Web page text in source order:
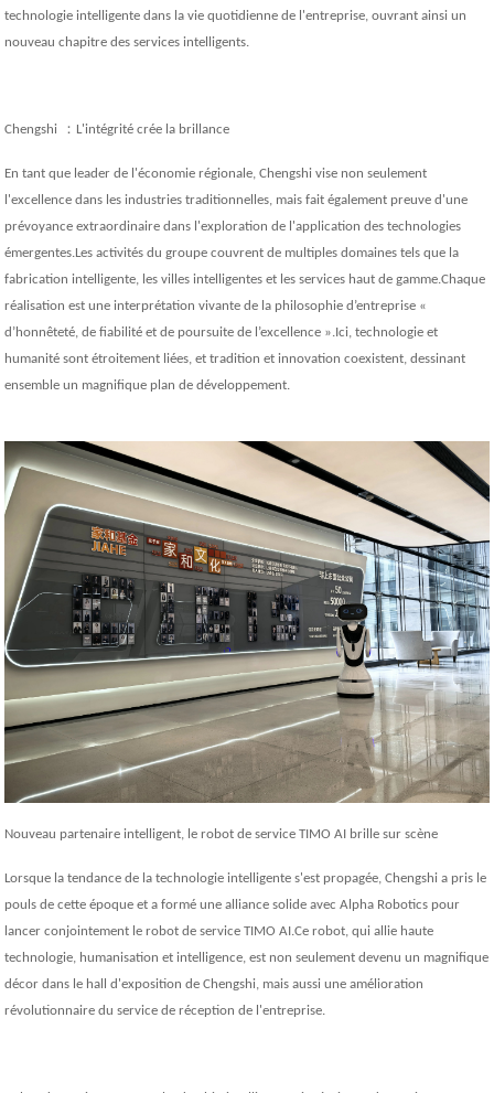
technologie intelligente dans la vie quotidienne de l'entreprise, ouvrant ainsi un
nouveau chapitre des services intelligents.
Chengshi ： L'intégrité crée la brillance
En tant que leader de l'économie régionale, Chengshi vise non seulement
l'excellence dans les industries traditionnelles, mais fait également preuve d'une
prévoyance extraordinaire dans l'exploration de l'application des technologies
émergentes.Les activités du groupe couvrent de multiples domaines tels que la
fabrication intelligente, les villes intelligentes et les services haut de gamme.Chaque
réalisation est une interprétation vivante de la philosophie d’entreprise «
d’honnêteté, de fiabilité et de poursuite de l’excellence ».Ici, technologie et
humanité sont étroitement liées, et tradition et innovation coexistent, dessinant
ensemble un magnifique plan de développement.
Nouveau partenaire intelligent, le robot de service TIMO AI brille sur scène
Lorsque la tendance de la technologie intelligente s'est propagée, Chengshi a pris le
pouls de cette époque et a formé une alliance solide avec Alpha Robotics pour
lancer conjointement le robot de service TIMO AI.Ce robot, qui allie haute
technologie, humanisation et intelligence, est non seulement devenu un magnifique
décor dans le hall d'exposition de Chengshi, mais aussi une amélioration
révolutionnaire du service de réception de l'entreprise.